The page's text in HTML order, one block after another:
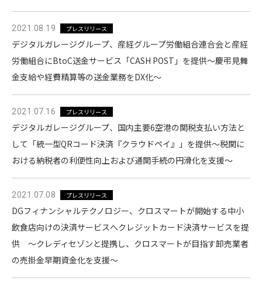
2021.08.19 プレスリリース
デジタルガレージグループ、産経グループ労働組合連合会と産経
労働組合にBtoC送金サービス「CASH POST」を提供〜慶弔見舞
金支給や経費精算等の送金業務をDX化〜
2021.07.16 プレスリリース
デジタルガレージグループ、国内主要6空港の関税支払い方法と
して「統一型QRコード決済『クラウドペイ』」を提供〜税関に
おける納税者の利便性向上および通関手続の円滑化を支援〜
2021.07.08 プレスリリース
DGフィナンシャルテクノロジー、クロスマートが開始する中小
飲食店向けの決済サービスへクレジットカード決済サービスを提
供 〜クレディセゾンと提携し、クロスマートが目指す卸売業者
の売掛金早期資金化を支援〜